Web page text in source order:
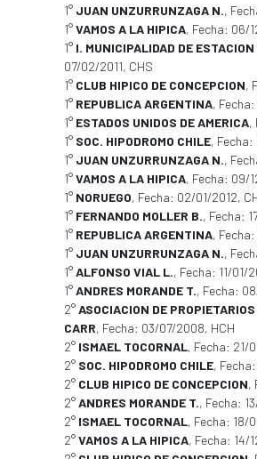
1° JUAN UNZURRUNZAGA N.,
1°VAMOS A LA HIPICA, Fecha: 06/
1° I. MUNICIPALIDAD DE
07/02/2011, CHS
1° CLUB HIPICO DE CONCEPCION,
1° REPUBLICA ARGENTINA,
1° ESTADOS UNIDOS DE AMERICA,
1° SOC. HIPODROMO CHILE, Fecha:
1° JUAN UNZURRUNZAGA N.,
1°VAMOS A LA HIPICA, Fecha: 09/
1° NORUEGO, Fecha: 02/01/2012,
1° FERNANDO MOLLER B., Fecha:
1° REPUBLICA ARGENTINA,
1° JUAN UNZURRUNZAGA N.,
1°ALFONSO VIAL L., Fecha: 11/01/
1°ANDRES MORANDE T., Fecha:
2°ASOCIACION DE
CARR, Fecha: 03/07/2008, HCH
2° ISMAEL TOCORNAL, Fecha: 21/
2° SOC. HIPODROMO CHILE,
2° CLUB HIPICO DE CONCEPCION,
2°ANDRES MORANDE T., Fecha:
2° ISMAEL TOCORNAL, Fecha: 18/
2°VAMOS A LA HIPICA, Fecha: 14/